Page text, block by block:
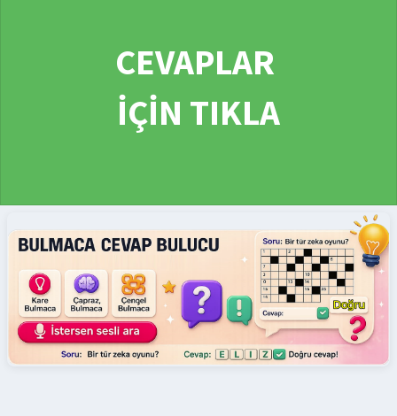
CEVAPLAR
İÇİN TIKLA